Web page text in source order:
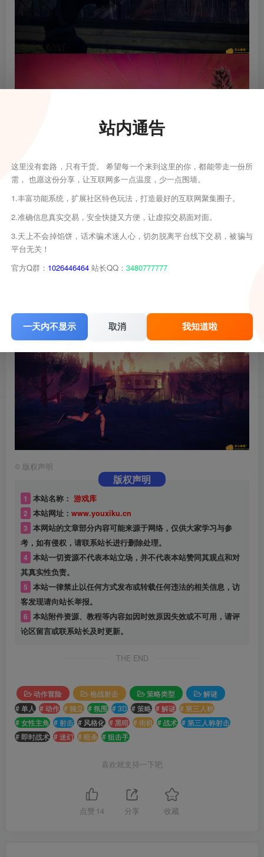
© 版权声明
版权声明
1 本站名称： 游戏库
2 本站网址： www.youxiku.cn
3 本网站的文章部分内容可能来源于网络，仅供大家学习与参
考，如有侵权，请联系站长进行删除处理。
4 本站一切资源不代表本站立场，并不代表本站赞同其观点和对
其真实性负责。
5 本站一律禁止以任何方式发布或转载任何违法的相关信息，访
客发现请向站长举报。
6 本站附件资源、教程等内容如因时效原因失效或不可用，请评
论区留言或联系站长及时更新。
THE END
动作冒险 枪战射击 策略类型
解谜
# 单人 # 动作 # 独立 # 氛围 # 3D # 策略 # 解谜 # 第三人称
# 女性主角 # 射击 # 风格化 # 黑暗 # 街机 # 战术 # 第三人称射击
# 即时战术 # 迷幻 # 暗杀 # 狙击手
喜欢就支持一下吧
点赞 14 分享 收藏
站内通告
这里没有套路，只有干货。 希望每一个来到这里的你，都能带走一份所
需， 也愿这份分享，让互联网多一点温度，少一点围墙。
1.丰富功能系统，扩展社区特色玩法，打造最好的互联网聚集圈子。
2.准确信息真实交易，安全快捷又方便，让虚拟交易面对面。
3.天上不会掉馅饼，话术骗术迷人心，切勿脱离平台线下交易，被骗与
平台无关！
官方Q群： 1026446464 站长QQ： 3480777777
一天内不显示 取消 我知道啦